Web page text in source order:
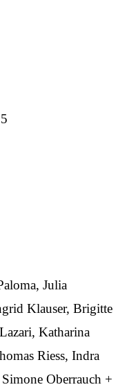
Julia
Klauser, Brigitte
Katharina
Riess, Indra
Oberrauch +